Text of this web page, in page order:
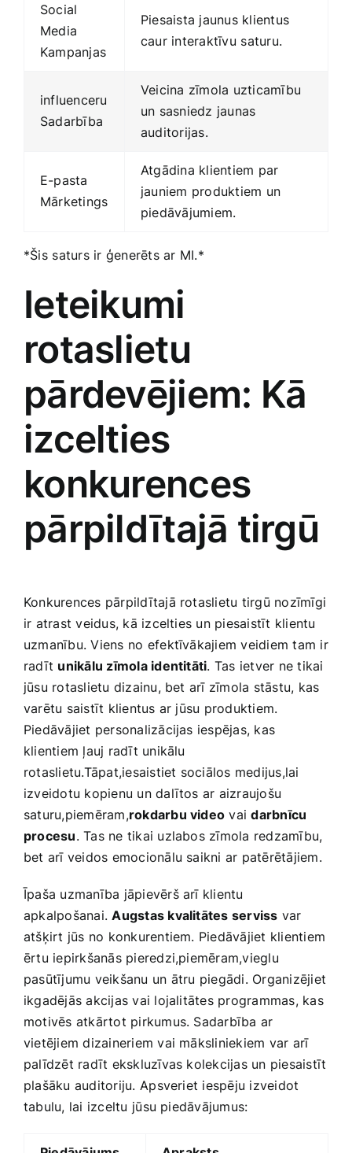
Social
Media
Kampanjas
Piesaista jaunus klientus
caur interaktīvu ⁤saturu.
influenceru
Sadarbība
Veicina zīmola uzticamību
un‌ sasniedz jaunas
auditorijas.
E-pasta
Mārketings
Atgādina klientiem par
jauniem ‌produktiem un
piedāvājumiem.
*Šis⁣ saturs ir ģenerēts ⁤ar MI.*
Ieteikumi
rotaslietu
pārdevējiem: Kā ​
izcelties
konkurences
pārpildītajā tirgū
Konkurences pārpildītajā rotaslietu tirgū nozīmīgi
ir atrast veidus, ​kā​ izcelties un piesaistīt ‍klientu
uzmanību. Viens ⁤no efektīvākajiem‍ veidiem tam ir
radīt unikālu zīmola identitāti. Tas ietver ne ‌tikai
jūsu rotaslietu dizainu, bet arī ‍zīmola stāstu, kas‌
varētu saistīt klientus ar jūsu produktiem.⁢
Piedāvājiet personalizācijas‌ iespējas, ‍kas
klientiem ļauj radīt unikālu
rotaslietu.Tāpat,iesaistiet sociālos ​medijus,lai
izveidotu kopienu un dalītos ar aizraujošu⁤
saturu,piemēram,rokdarbu video vaidarbnīcu
procesu. ‍Tas ne tikai uzlabos zīmola redzamību,⁣
bet ​arī veidos emocionālu saikni ar patērētājiem.
Īpaša uzmanība‌ jāpievērš arī klientu
apkalpošanai.Augstas kvalitātes serviss var
atšķirt jūs no konkurentiem. Piedāvājiet klientiem
ērtu iepirkšanās pieredzi,piemēram,vieglu
pasūtījumu veikšanu‍ un ātru⁣ piegādi. Organizējiet
ikgadējās akcijas vai lojalitātes programmas, ‍kas
motivēs atkārtot pirkumus. Sadarbība ar
vietējiem dizaineriem vai māksliniekiem var arī
palīdzēt radīt‍ ekskluzīvas kolekcijas un piesaistīt
plašāku auditoriju.⁢ Apsveriet iespēju izveidot
tabulu, lai izceltu⁣ jūsu​ piedāvājumus: